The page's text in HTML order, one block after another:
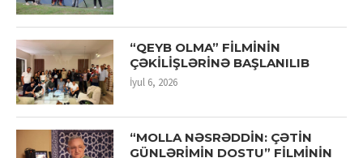
“QEYB OLMA” FİLMİNİN
ÇƏKİLİŞLƏRİNƏ BAŞLANILIB
İyul 6, 2026
“MOLLA NƏSRƏDDİN: ÇƏTİN
GÜNLƏRİMİN DOSTU” FİLMİNİN